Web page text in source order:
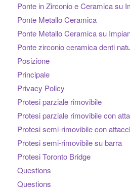
Ponte in Zirconio e Ceramica su
Ponte Metallo Ceramica
Ponte Metallo Ceramica su
Ponte zirconio ceramica denti
Posizione
Principale
Privacy Policy
Protesi parziale rimovibile
Protesi parziale rimovibile con
Protesi semi-rimovibile con
Protesi semi-rimovibile su barra
Protesi Toronto Bridge
Questions
Questions